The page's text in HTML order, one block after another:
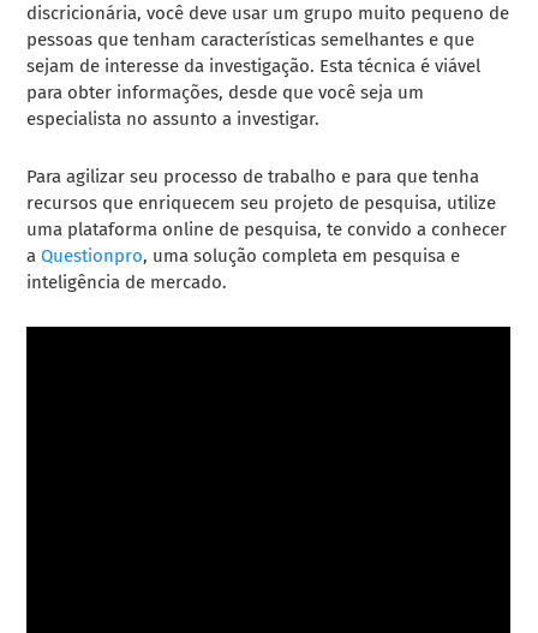
discricionária, você deve usar um grupo muito pequeno de
pessoas que tenham características semelhantes e que
sejam de interesse da investigação. Esta técnica é viável
para obter informações, desde que você seja um
especialista no assunto a investigar.
Para agilizar seu processo de trabalho e para que tenha
recursos que enriquecem seu projeto de pesquisa, utilize
uma plataforma online de pesquisa, te convido a conhecer
a Questionpro, uma solução completa em pesquisa e
inteligência de mercado.